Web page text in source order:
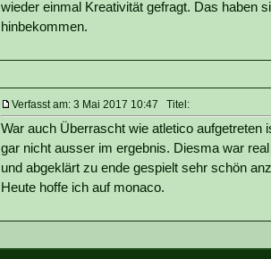
wieder einmal Kreativität gefragt. Das haben
hinbekommen.
Verfasst am: 3 Mai 2017 10:47 Titel:
War auch Überrascht wie atletico
gar nicht ausser im ergebnis. Diesma war
und abgeklärt zu ende gespielt sehr schön
Heute hoffe ich auf monaco.